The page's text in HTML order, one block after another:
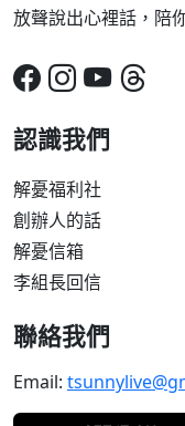
放聲說出心裡話，陪
認識我們
解憂福利社
創辦人的話
解憂信箱
李組長回信
聯絡我們
Email: